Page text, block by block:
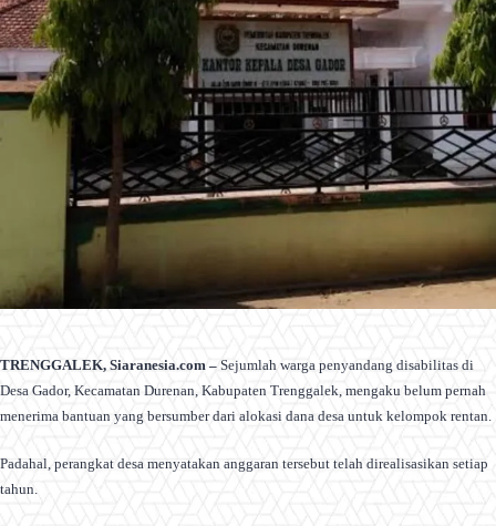
TRENGGALEK, Siaranesia.com – Sejumlah warga penyandang disabilitas di
Desa Gador, Kecamatan Durenan, Kabupaten Trenggalek, mengaku belum pernah
menerima bantuan yang bersumber dari alokasi dana desa untuk kelompok rentan.
Padahal, perangkat desa menyatakan anggaran tersebut telah direalisasikan setiap
tahun.